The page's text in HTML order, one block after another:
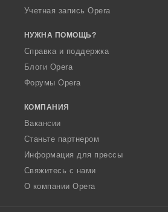
Учетная запись Opera
НУЖНА ПОМОЩЬ?
Справка и поддержка
Блоги Opera
Форумы Opera
КОМПАНИЯ
Вакансии
Станьте партнером
Информация для прессы
Свяжитесь с нами
О компании Opera